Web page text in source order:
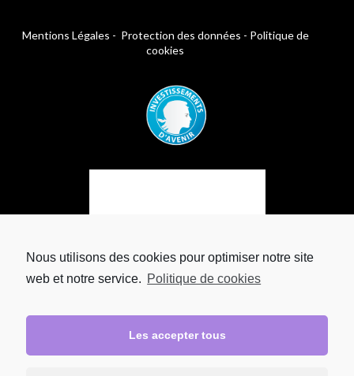
Nous utilisons des cookies pour optimiser notre site
web et notre service. Politique de cookies
Les accepter tous
Mentions Légales - Protection des données - Politique de
cookies